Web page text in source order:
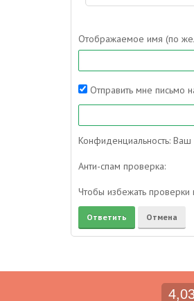
Отображаемое имя (по
Отправить мне письмо
Конфиденциальность: Ваш
Анти-спам проверка:
Чтобы избежать